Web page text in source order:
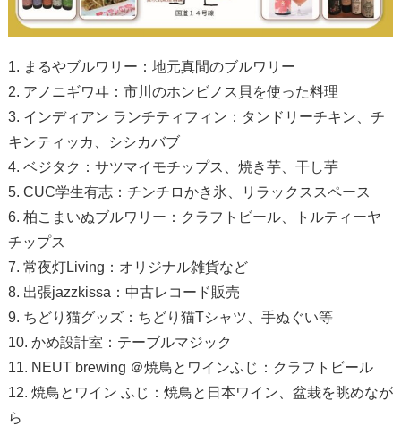
1. まるやブルワリー：地元真間のブルワリー
2. アノニギワヰ：市川のホンビノス貝を使った料理
3. インディアン ランチティフィン：タンドリーチキン、チ
キンティッカ、シシカバブ
4. ベジタク：サツマイモチップス、焼き芋、干し芋
5. CUC学生有志：チンチロかき氷、リラックススペース
6. 柏こまいぬブルワリー：クラフトビール、トルティーヤ
チップス
7. 常夜灯Living：オリジナル雑貨など
8. 出張jazzkissa：中古レコード販売
9. ちどり猫グッズ：ちどり猫Tシャツ、手ぬぐい等
10. かめ設計室：テーブルマジック
11. NEUT brewing ＠焼鳥とワインふじ：クラフトビール
12. 焼鳥とワイン ふじ：焼鳥と日本ワイン、盆栽を眺めなが
ら